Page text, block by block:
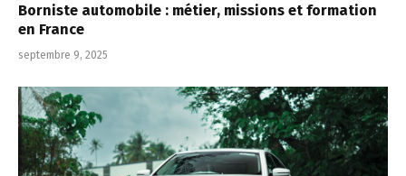
Borniste automobile : métier, missions et formation
en France
septembre 9, 2025